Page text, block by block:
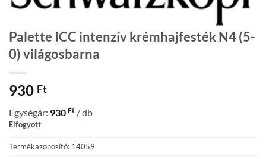
Palette ICC intenzív krémhajfesték N4 (5-
0) világosbarna
930 Ft
Egységár: 930 Ft / db
Elfogyott
Termékazonosító: 14059